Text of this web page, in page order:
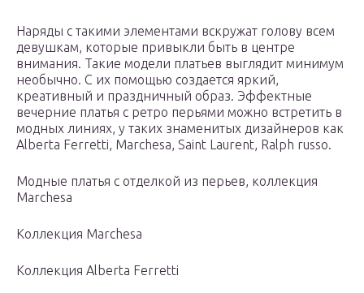
Наряды с такими элементами вскружат голову всем
девушкам, которые привыкли быть в центре
внимания. Такие модели платьев выглядит минимум
необычно. С их помощью создается яркий,
креативный и праздничный образ. Эффектные
вечерние платья с ретро перьями можно встретить в
модных линиях, у таких знаменитых дизайнеров как
Alberta Ferretti, Marchesa, Saint Laurent, Ralph russo.
Модные платья с отделкой из перьев, коллекция
Marchesa
Коллекция Marchesa
Коллекция Alberta Ferretti